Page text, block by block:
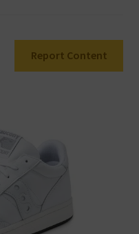
Report Content